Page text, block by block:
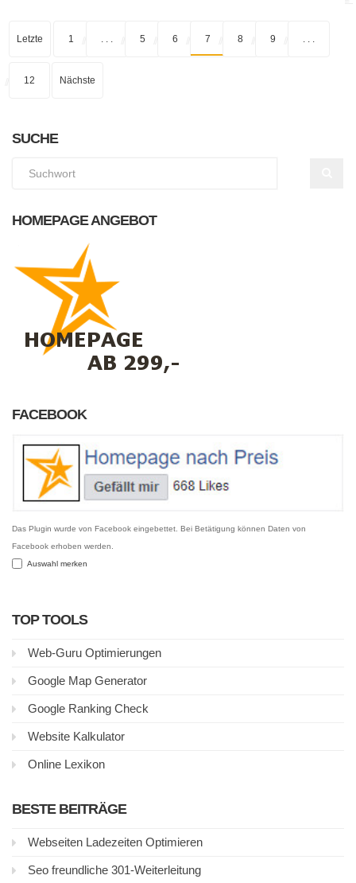
Letzte 1 5 6 7 8 9
12 Nächste
SUCHE
HOMEPAGE ANGEBOT
FACEBOOK
Das Plugin wurde von Facebook eingebettet. Bei Betätigung können Daten von
Facebook erhoben werden.
Auswahl merken
TOP TOOLS
Web-Guru Optimierungen
Google Map Generator
Google Ranking Check
Website Kalkulator
Online Lexikon
BESTE BEITRÄGE
Webseiten Ladezeiten Optimieren
Seo freundliche 301-Weiterleitung